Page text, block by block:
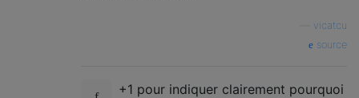
vicatcu
source
+1 pour indiquer clairement pourquoi